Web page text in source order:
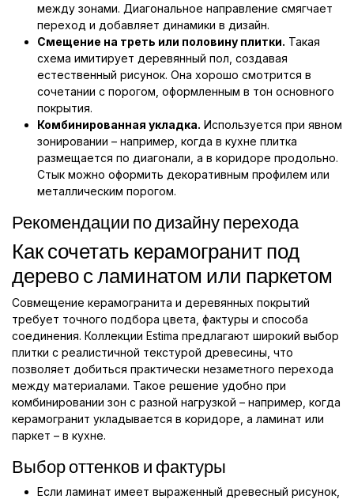
между зонами. Диагональное направление смягчает
переход и добавляет динамики в дизайн.
Смещение на треть или половину плитки. Такая
схема имитирует деревянный пол, создавая
естественный рисунок. Она хорошо смотрится в
сочетании с порогом, оформленным в тон основного
покрытия.
Комбинированная укладка. Используется при явном
зонировании – например, когда в кухне плитка
размещается по диагонали, а в коридоре продольно.
Стык можно оформить декоративным профилем или
металлическим порогом.
Рекомендации по дизайну перехода
Как сочетать керамогранит под
дерево с ламинатом или паркетом
Совмещение керамогранита и деревянных покрытий
требует точного подбора цвета, фактуры и способа
соединения. Коллекции Estima предлагают широкий выбор
плитки с реалистичной текстурой древесины, что
позволяет добиться практически незаметного перехода
между материалами. Такое решение удобно при
комбинировании зон с разной нагрузкой – например, когда
керамогранит укладывается в коридоре, а ламинат или
паркет – в кухне.
Выбор оттенков и фактуры
Если ламинат имеет выраженный древесный рисунок,